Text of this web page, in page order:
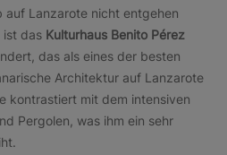
auf Lanzarote nicht entgehen
ist das Kulturhaus Benito Pérez
das als eines der besten
Architektur auf Lanzarote
kontrastiert mit dem intensiven
Pergolen, was ihm ein sehr